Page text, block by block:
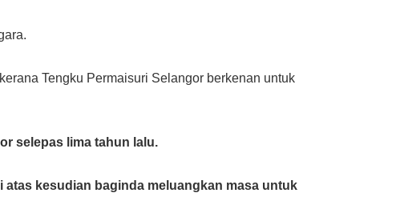
Tengku Permaisuri Selangor berkenan untuk
selepas lima tahun lalu.
kesudian baginda meluangkan masa untuk